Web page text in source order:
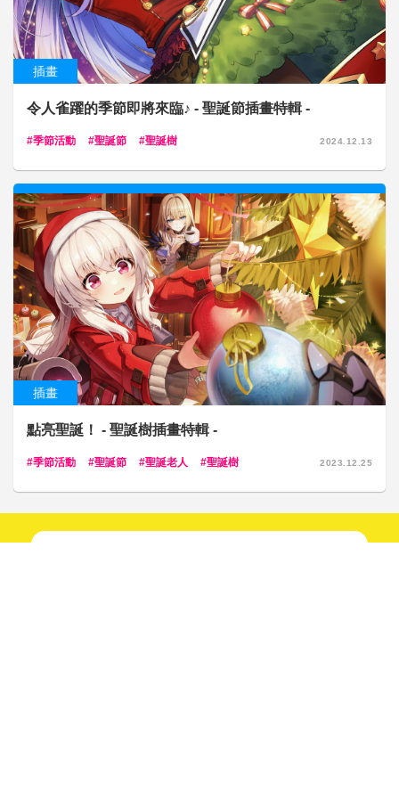
插畫
令人雀躍的季節即將來臨♪ - 聖誕節插畫特輯 -
季節活動 聖誕節 聖誕樹 2024.12.13
插畫
點亮聖誕！ - 聖誕樹插畫特輯 -
季節活動 聖誕節 聖誕老人 聖誕樹 2023.12.25